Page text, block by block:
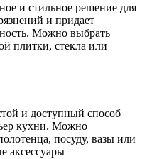
и стильное решение для
и придает
Можно выбрать
плитки, стекла или
и доступный способ
кухни. Можно
посуду, вазы или
аксессуары